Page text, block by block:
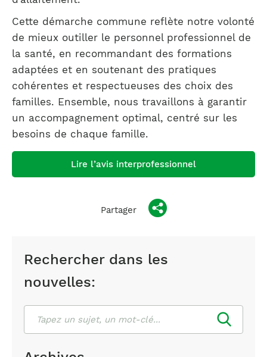
Rechercher dans les
nouvelles:
Cette démarche commune reflète notre volonté
de mieux outiller le personnel professionnel de
la santé, en recommandant des formations
adaptées et en soutenant des pratiques
cohérentes et respectueuses des choix des
familles. Ensemble, nous travaillons à garantir
un accompagnement optimal, centré sur les
besoins de chaque famille.
Lire l’avis interprofessionnel
Partager